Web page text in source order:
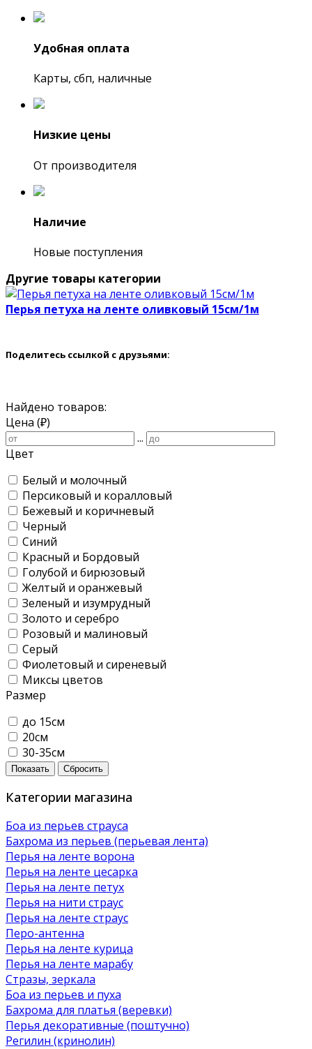
Удобная оплата
Карты, сбп, наличные
Низкие цены
От производителя
Наличие
Новые поступления
Другие товары категории
Перья петуха на ленте оливковый 15см/1м
Поделитесь ссылкой с друзьями:
Найдено товаров:
Цена (₽)
...
Цвет
Белый и молочный
Персиковый и коралловый
Бежевый и коричневый
Черный
Синий
Красный и Бордовый
Голубой и бирюзовый
Желтый и оранжевый
Зеленый и изумрудный
Золото и серебро
Розовый и малиновый
Серый
Фиолетовый и сиреневый
Миксы цветов
Размер
до 15см
20см
30-35см
Показать Сбросить
Категории магазина
Боа из перьев страуса
Бахрома из перьев (перьевая лента)
Перья на ленте ворона
Перья на ленте цесарка
Перья на ленте петух
Перья на нити страус
Перья на ленте страус
Перо-антенна
Перья на ленте курица
Перья на ленте марабу
Стразы, зеркала
Боа из перьев и пуха
Бахрома для платья (веревки)
Перья декоративные (поштучно)
Регилин (кринолин)